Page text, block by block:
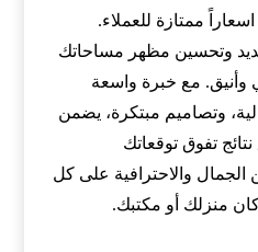
ممتازة للعملاء.
وتحسين مظهر مساحاتك
وأنيق. مع خبرة واسعة
وتصاميم مبتكرة، يضمن
تفوق توقعاتك
والاحترافية على كل
منزلك أو مكتبك.